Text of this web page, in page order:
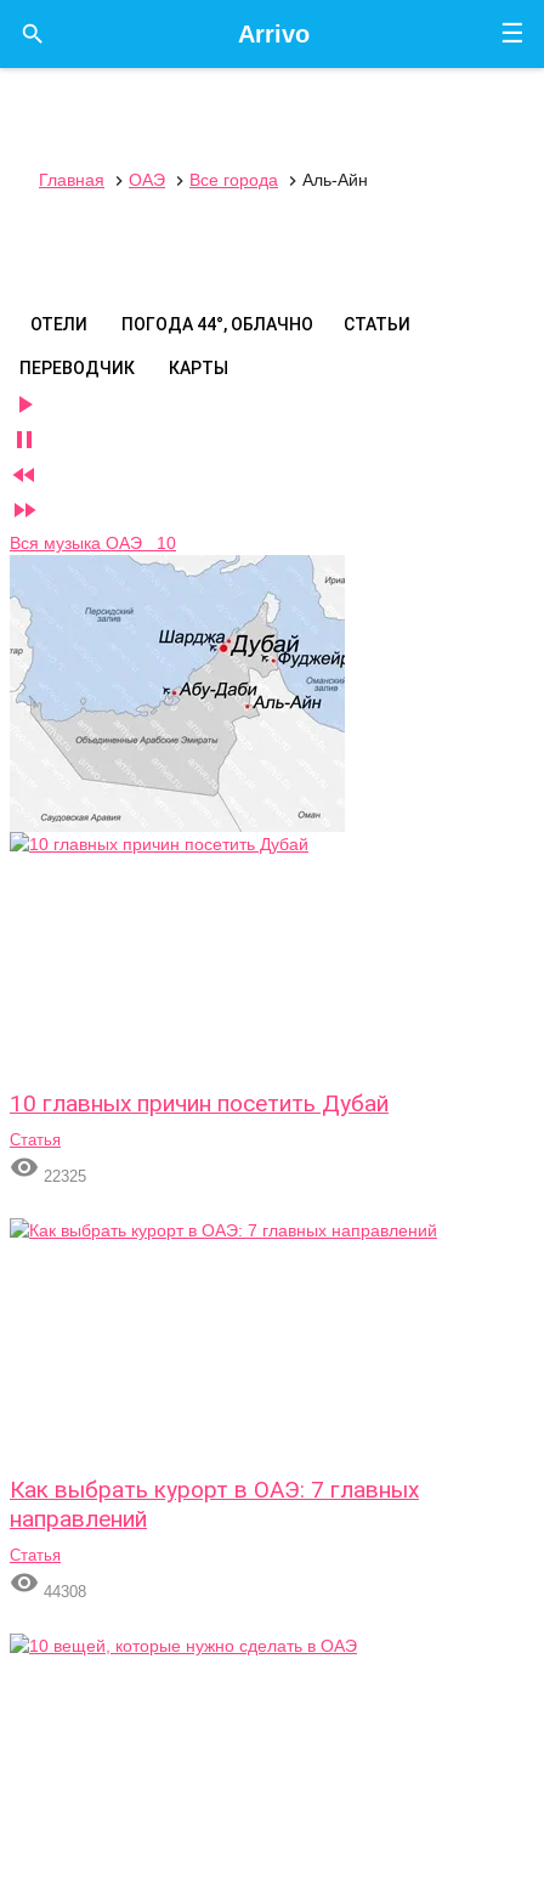
☰
Arrivo

Главная  ОАЭ  Все города  Аль-Айн
ОТЕЛИ ПОГОДА 44°, ОБЛАЧНО СТАТЬИ
ПЕРЕВОДЧИК КАРТЫ




Вся музыка ОАЭ 10
10 главных причин посетить Дубай
Статья
 22325
Как выбрать курорт в ОАЭ: 7 главных
направлений
Статья
 44308